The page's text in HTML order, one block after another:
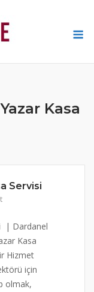
Kasa
Servisi
| Dardanel
Kasa
Hizmet
için
olmak,